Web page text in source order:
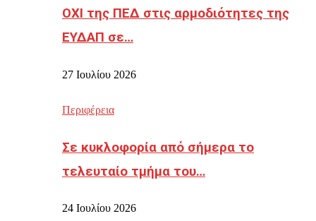
ΟΧΙ της ΠΕΔ στις αρμοδιότητες της
ΕΥΔΑΠ σε…
27 Ιουλίου 2026
Περιφέρεια
Σε κυκλοφορία από σήμερα το
τελευταίο τμήμα του…
24 Ιουλίου 2026